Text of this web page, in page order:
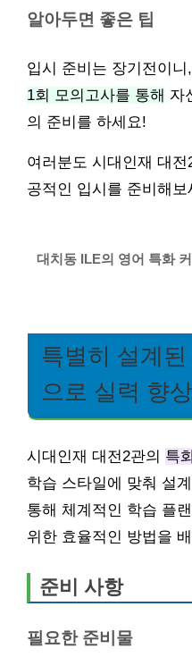
알아두면 좋은 팁
입시 준비는 장기전이
1회 모의고사를 통해 자
의 준비를 하세요!
여러분도 시대인재 대
공적인 입시를 준비해보
대치동 ILE의 영어 특화
특별히 설계
으로 실력 향상
시대인재 대전2관의 특
학습 스타일에 맞춰 설
통해 체계적인 학습 플
위한 효율적인 방법을
준비 사항
필요한 준비물